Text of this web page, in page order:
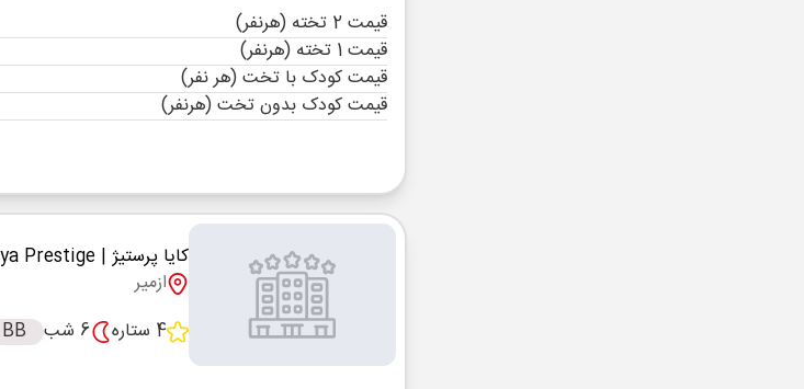
قیمت 2 تخته (هرنفر)
قیمت 1 تخته (هرنفر)
قیمت کودک با تخت (هر نفر)
قیمت کودک بدون تخت (هرنفر)
کایا پرستیژ | Kaya Prestige
ازمیر
4 ستاره
6 شب BB